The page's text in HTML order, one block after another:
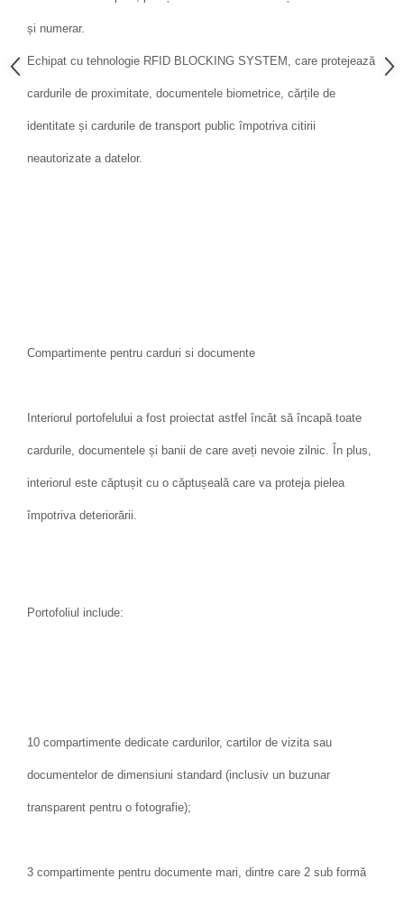
și numerar.
Echipat cu tehnologie RFID BLOCKING SYSTEM, care protejează
cardurile de proximitate, documentele biometrice, cărțile de
identitate și cardurile de transport public împotriva citirii
neautorizate a datelor.
Compartimente pentru carduri si documente
Interiorul portofelului a fost proiectat astfel încât să încapă toate
cardurile, documentele și banii de care aveți nevoie zilnic. În plus,
interiorul este căptușit cu o căptușeală care va proteja pielea
împotriva deteriorării.
Portofoliul include:
10 compartimente dedicate cardurilor, cartilor de vizita sau
documentelor de dimensiuni standard (inclusiv un buzunar
transparent pentru o fotografie);
3 compartimente pentru documente mari, dintre care 2 sub formă